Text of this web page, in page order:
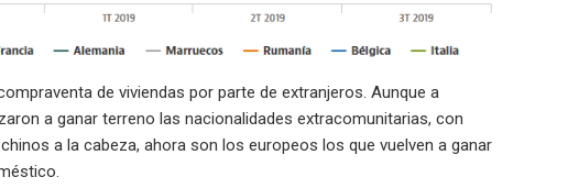
de viviendas por parte de extranjeros . Aunque a
a ganar terreno las nacionalidades extracomunitarias, con
a la cabeza, ahora son los europeos los que vuelven a ganar